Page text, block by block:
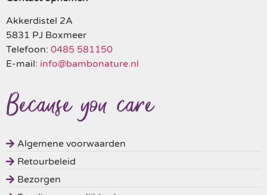
Akkerdistel 2A
5831 PJ Boxmeer
Telefoon: 0485 581150
E-mail: info@bambonature.nl
Algemene voorwaarden
Retourbeleid
Bezorgen